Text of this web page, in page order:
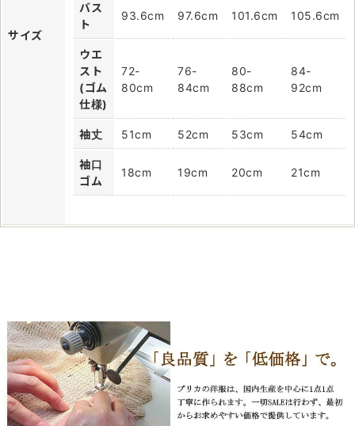
サイズ
バス
ト
93.6cm 97.6cm 101.6cm 105.6cm
ウエ
スト
(ゴム
仕様)
72-
80cm
76-
84cm
80-
88cm
84-
92cm
袖丈 51cm 52cm 53cm 54cm
袖口
ゴム
18cm 19cm 20cm 21cm